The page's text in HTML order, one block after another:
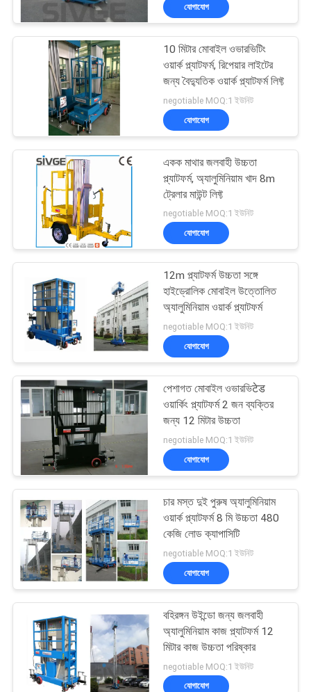
মান
যোগাযোগ
করুন
আবেদন
সাইট
PRIVACY
POLICY
যোগাযোগ
10 মিটার মোবাইল ওভারভিটিং
ওয়ার্ক প্ল্যাটফর্ম, রিপেয়ার লাইটের
জন্য বৈদ্যুতিক ওয়ার্ক প্ল্যাটফর্ম লিফ্ট
negotiable MOQ:1 ইউনিট
যোগাযোগ
একক মাথার জলবাহী উচ্চতা
প্ল্যাটফর্ম, অ্যালুমিনিয়াম খাদ 8m
ট্রেলার মাউন্ট লিফ্ট
negotiable MOQ:1 ইউনিট
যোগাযোগ
12m প্ল্যাটফর্ম উচ্চতা সঙ্গে
হাইড্রোলিক মোবাইল উত্তোলিত
অ্যালুমিনিয়াম ওয়ার্ক প্ল্যাটফর্ম
negotiable MOQ:1 ইউনিট
যোগাযোগ
পেশাগত মোবাইল ওভারভিटेड
ওয়ার্কিং প্ল্যাটফর্ম 2 জন ব্যক্তির
জন্য 12 মিটার উচ্চতা
negotiable MOQ:1 ইউনিট
যোগাযোগ
চার মস্ত দুই পুরুষ অ্যালুমিনিয়াম
ওয়ার্ক প্ল্যাটফর্ম 8 মি উচ্চতা 480
কেজি লোড ক্যাপাসিটি
negotiable MOQ:1 ইউনিট
যোগাযোগ
বহিরঙ্গন উইন্ডো জন্য জলবাহী
অ্যালুমিনিয়াম কাজ প্ল্যাটফর্ম 12
মিটার কাজ উচ্চতা পরিষ্কার
negotiable MOQ:1 ইউনিট
যোগাযোগ